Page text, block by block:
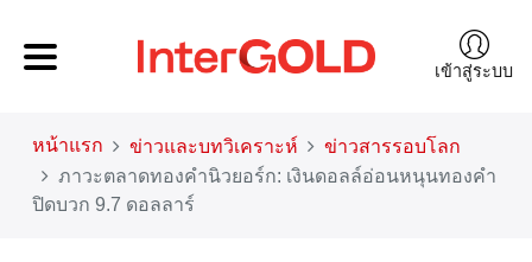
เข้าสู่ระบบ
หน้าแรก ข่าวและบทวิเคราะห์
ข่าวสารรอบโลก
ภาวะตลาดทองคำนิวยอร์ก: เงินดอลล์อ่อนหนุนทองคำ
ปิดบวก 9.7 ดอลลาร์